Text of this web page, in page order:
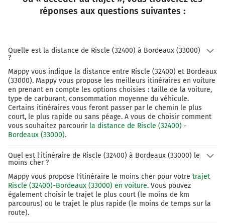
réponses aux questions suivantes :
Quelle est la distance de Riscle (32400) à Bordeaux (33000)
?
Mappy vous indique la distance entre Riscle (32400) et Bordeaux
(33000). Mappy vous propose les meilleurs itinéraires en voiture
en prenant en compte les options choisies : taille de la voiture,
type de carburant, consommation moyenne du véhicule.
Certains itinéraires vous feront passer par le chemin le plus
court, le plus rapide ou sans péage. A vous de choisir comment
vous souhaitez parcourir la distance de Riscle (32400) -
Bordeaux (33000).
Quel est l'itinéraire de Riscle (32400) à Bordeaux (33000) le
moins cher ?
Mappy vous propose l'itinéraire le moins cher pour votre trajet
Riscle (32400)-Bordeaux (33000) en voiture. Vous pouvez
également choisir le trajet le plus court (le moins de km
parcourus) ou le trajet le plus rapide (le moins de temps sur la
route).